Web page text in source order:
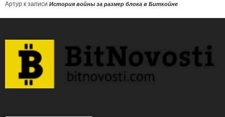
Артур к записи История войны за размер блока в Биткойне